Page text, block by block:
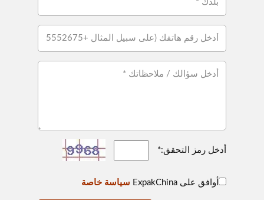
أدخل رمز التحقق:*
أوافق على ExpakChina سياسة خاصة